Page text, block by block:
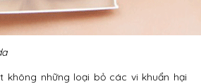
không những loại bỏ các vi khuẩn hại